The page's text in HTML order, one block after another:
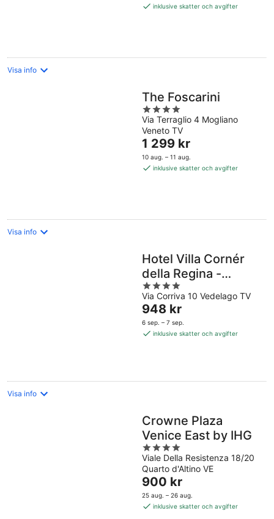
953 kr
inklusive skatter och avgifter
Visa info
The Foscarini
4
out
of
5
Via Terraglio 4 Mogliano
Veneto TV
Priset
är
1 299 kr
1 299 kr
10 aug. – 11 aug.
inklusive skatter och avgifter
Visa info
Hotel Villa Cornér
della Regina -
Buongiorno! Hotels
4
out
of
5
Via Corriva 10 Vedelago TV
Priset
är
948 kr
948 kr
6 sep. – 7 sep.
inklusive skatter och avgifter
Visa info
Crowne Plaza
Venice East by IHG
4
out
of
5
Viale Della Resistenza 18/20
Quarto d'Altino VE
Priset
är
900 kr
900 kr
25 aug. – 26 aug.
inklusive skatter och avgifter